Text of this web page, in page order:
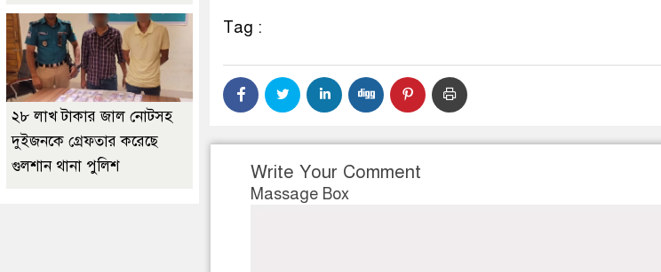
Tag :
Write Your Comment
Massage Box
২৮ লাখ টাকার জাল নোটসহ
দুইজনকে গ্রেফতার করেছে
গুলশান থানা পুলিশ